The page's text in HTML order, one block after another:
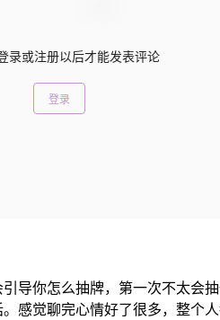
录或注册以后才能发表评论
登录
导你怎么抽牌，第一次不太会
感觉聊完心情好了很多，整个人